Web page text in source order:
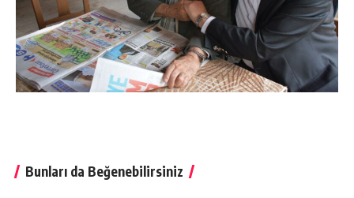
Bunları da Beğenebilirsiniz